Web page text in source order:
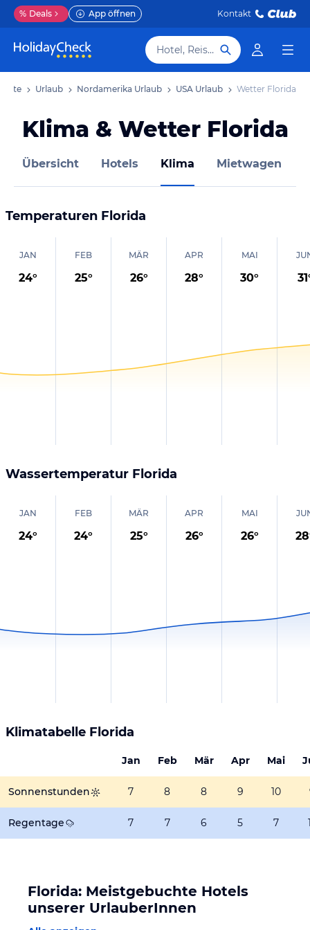
% Deals App öffnen Kontakt
Hotel, Reiseziel
Urlaub Nordamerika Urlaub USA Urlaub Wetter Florida
Klima & Wetter Florida
Übersicht Hotels Klima Mietwagen
Temperaturen Florida
JAN
24°
FEB
25°
MÄR
26°
APR
28°
MAI
30° 31
Wassertemperatur Florida
JAN
24°
FEB
24°
MÄR
25°
APR
26°
MAI
26° 28
Klimatabelle Florida
Jan Feb Mär Apr Mai
Sonnenstunden 7 8 8 9 10
Regentage 7 7 6 5 7
Florida: Meistgebuchte Hotels
unserer UrlauberInnen